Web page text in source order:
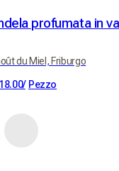
du Miel, Friburgo
18.00/ Pezzo